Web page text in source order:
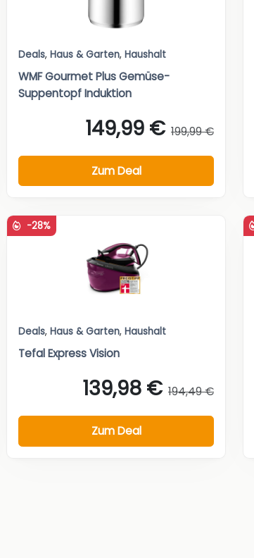
Deals, Haus & Garten, Haushalt
WMF Gourmet Plus Gemüse-
Suppentopf Induktion
149,99 € 199,99 €
Zum Deal
-28%
Deals, Haus & Garten, Haushalt
Tefal Express Vision
139,98 € 194,49 €
Zum Deal